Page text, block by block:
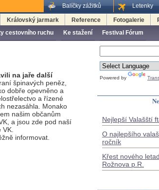
Letenky
Balíčky zážitků
cestovního ruchu Ke stažení Festival Fórum
Královský jarmark Reference Fotogalerie
na jaře další
špinavých peněz,
dobře opevněno a
a řízené
nezasáhla. Monako
našim občanům
a jsou zde pod naší
informovat.
Powered by
Nejlepší Valašští
O najlepšího
ročník
Křest nového
Rožnova p.R.